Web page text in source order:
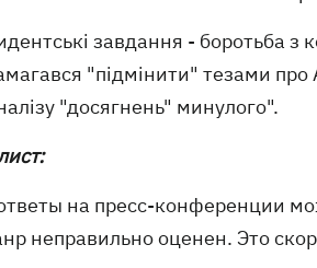
завдання - боротьба
"підмінити" тезами
"досягнень" минулого".
на пресс-конференции
неправильно оценен. Это